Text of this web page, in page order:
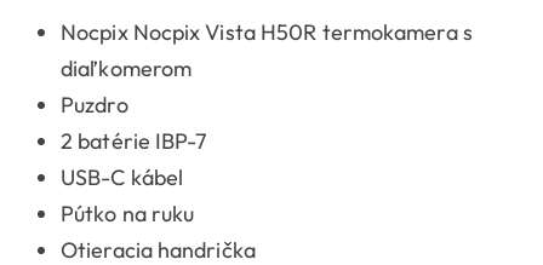
Nocpix Nocpix Vista H50R termokamera s
diaľkomerom
Puzdro
2 batérie IBP-7
USB-C kábel
Pútko na ruku
Otieracia handrička